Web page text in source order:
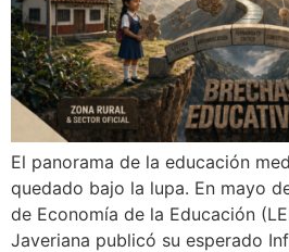
El panorama de la educación
quedado bajo la lupa. En mayo
de Economía de la Educación
Javeriana publicó su esperado